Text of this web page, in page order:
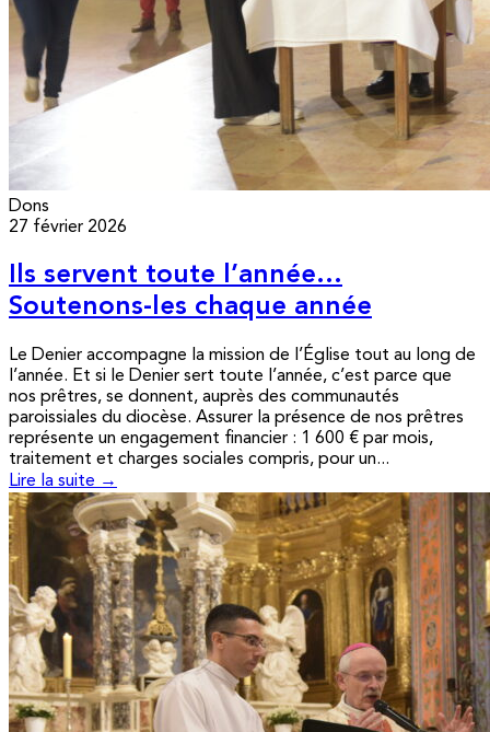
Dons
27 février 2026
Ils servent toute l’année…
Soutenons-les chaque année
Le Denier accompagne la mission de l’Église tout au long de
l’année. Et si le Denier sert toute l’année, c’est parce que
nos prêtres, se donnent, auprès des communautés
paroissiales du diocèse. Assurer la présence de nos prêtres
représente un engagement financier : 1 600 € par mois,
traitement et charges sociales compris, pour un...
Lire la suite →